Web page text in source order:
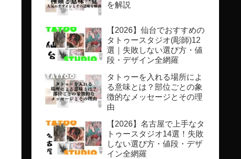
を解説
【2026】仙台でおすすめの
タトゥースタジオ(彫師)12
選｜失敗しない選び方・値
段・デザイン全網羅
タトゥーを入れる場所によ
る意味とは？部位ごとの象
徴的なメッセージとその理
由
【2026】名古屋で上手なタ
トゥースタジオ14選！失敗
しない選び方・値段・デザ
イン全網羅